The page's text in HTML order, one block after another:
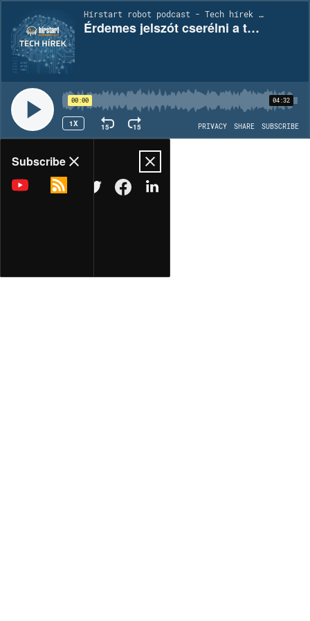
Hírstart robot podcast - Tech hírek | EP1868
Érdemes jelszót cserélni a történelmi méretű adatszivárgás után
00:00 04:32
1X 15 15 PRIVACY SHARE SUBSCRIBE
Share
COPY LINK
Subscribe